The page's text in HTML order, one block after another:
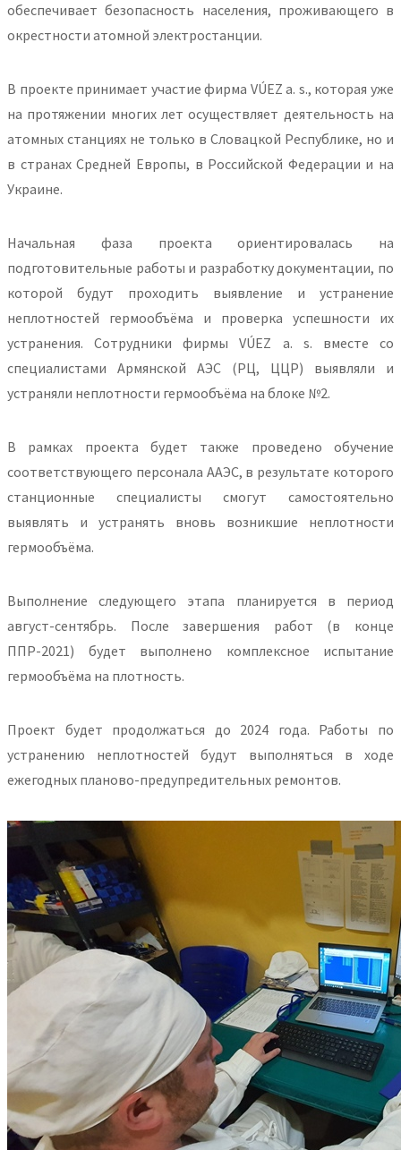
обеспечивает безопасность населения, проживающего в
окрестности атомной электростанции.
В проекте принимает участие фирма VÚEZ a. s., которая уже
на протяжении многих лет осуществляет деятельность на
атомных станциях не только в Словацкой Республике, но и
в странах Средней Европы, в Российской Федерации и на
Украине.
Начальная фаза проекта ориентировалась на
подготовительные работы и разработку документации, по
которой будут проходить выявление и устранение
неплотностей гермообъёма и проверка успешности их
устранения. Сотрудники фирмы VÚEZ a. s. вместе со
специалистами Армянской АЭС (РЦ, ЦЦР) выявляли и
устраняли неплотности гермообъёма на блоке №2.
В рамках проекта будет также проведено обучение
соответствующего персонала ААЭС, в результате которого
станционные специалисты смогут самостоятельно
выявлять и устранять вновь возникшие неплотности
гермообъёма.
Выполнение следующего этапа планируется в период
август-сентябрь. После завершения работ (в конце
ППР-2021) будет выполнено комплексное испытание
гермообъёма на плотность.
Проект будет продолжаться до 2024 года. Работы по
устранению неплотностей будут выполняться в ходе
ежегодных планово-предупредительных ремонтов.